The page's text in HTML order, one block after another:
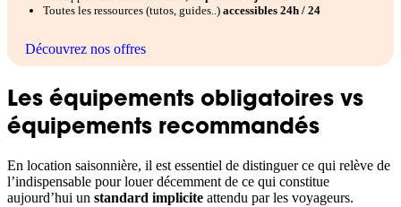
Toutes les ressources (tutos, guides..) accessibles 24h / 24
Découvrez nos offres
Les équipements obligatoires vs
équipements recommandés
En location saisonnière, il est essentiel de distinguer ce qui relève de
l’indispensable pour louer décemment de ce qui constitue
aujourd’hui un standard implicite attendu par les voyageurs.